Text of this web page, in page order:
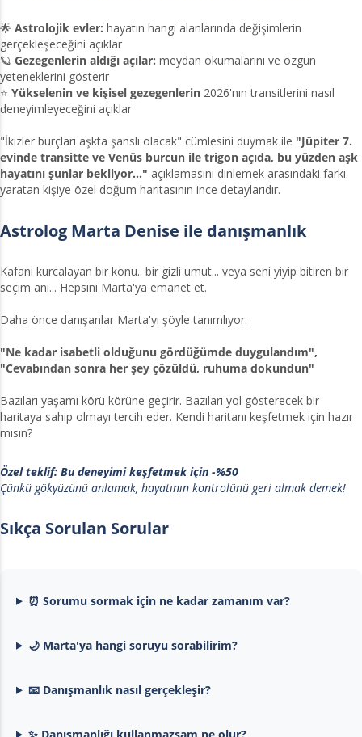
🌟 Astrolojik evler: hayatın hangi alanlarında değişimlerin
gerçekleşeceğini açıklar
🪐 Gezegenlerin aldığı açılar: meydan okumalarını ve özgün
yeteneklerini gösterir
⭐ Yükselenin ve kişisel gezegenlerin 2026'nın transitlerini nasıl
deneyimleyeceğini açıklar
"İkizler burçları aşkta şanslı olacak" cümlesini duymak ile "Jüpiter 7.
evinde transitte ve Venüs burcun ile trigon açıda, bu yüzden aşk
hayatını şunlar bekliyor..." açıklamasını dinlemek arasındaki farkı
yaratan kişiye özel doğum haritasının ince detaylarıdır.
Astrolog Marta Denise ile danışmanlık
Kafanı kurcalayan bir konu.. bir gizli umut... veya seni yiyip bitiren bir
seçim anı... Hepsini Marta'ya emanet et.
Daha önce danışanlar Marta'yı şöyle tanımlıyor:
"Ne kadar isabetli olduğunu gördüğümde duygulandım",
"Cevabından sonra her şey çözüldü, ruhuma dokundun"
Bazıları yaşamı körü körüne geçirir. Bazıları yol gösterecek bir
haritaya sahip olmayı tercih eder. Kendi haritanı keşfetmek için hazır
mısın?
Özel teklif: Bu deneyimi keşfetmek için -%50
Çünkü gökyüzünü anlamak, hayatının kontrolünü geri almak demek!
Sıkça Sorulan Sorular
⏰ Sorumu sormak için ne kadar zamanım var?
🌙 Marta'ya hangi soruyu sorabilirim?
📧 Danışmanlık nasıl gerçekleşir?